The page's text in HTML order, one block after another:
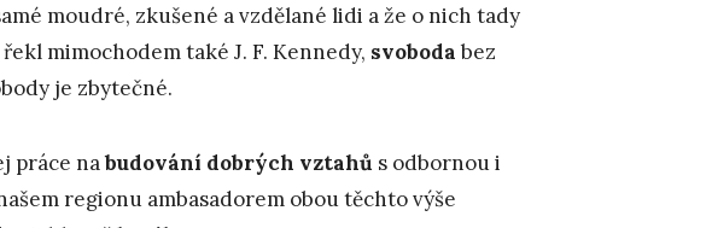
moudré, zkušené a vzdělané lidi a že o nich tady
mimochodem také J. F. Kennedy, svobodabez
je zbytečné.
práce nabudování dobrých vztahů s odbornou i
regionu ambasadorem obou těchto výše